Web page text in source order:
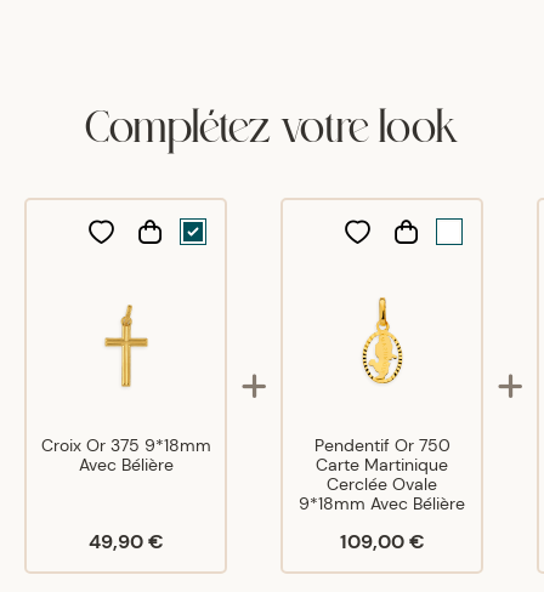
Complétez votre look
Croix Or 375 9*18mm
Avec Bélière
49,90 €
Pendentif Or 750
Carte Martinique
Cerclée Ovale
9*18mm Avec Bélière
109,00 €